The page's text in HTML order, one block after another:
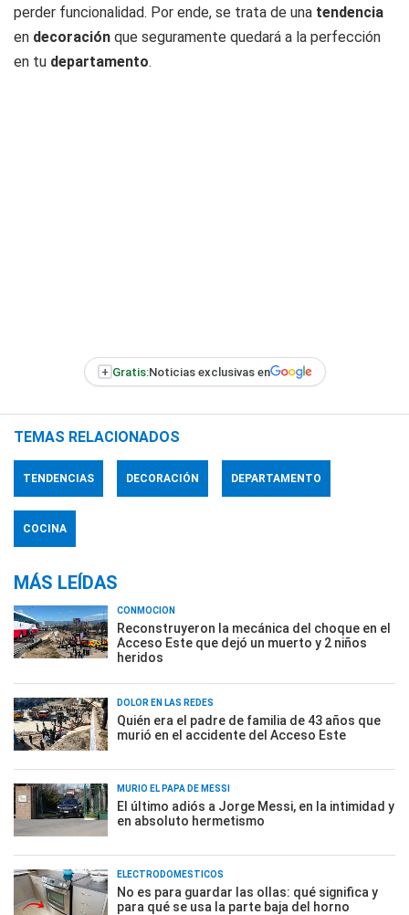
perder funcionalidad. Por ende, se trata de una tendencia
en decoración que seguramente quedará a la perfección
en tu departamento.
+ Gratis:Noticias exclusivas en
TEMAS RELACIONADOS
TENDENCIAS DECORACIÓN DEPARTAMENTO
COCINA
MÁS LEÍDAS
CONMOCIÓN
Reconstruyeron la mecánica del choque en el
Acceso Este que dejó un muerto y 2 niños
heridos
DOLOR EN LAS REDES
Quién era el padre de familia de 43 años que
murió en el accidente del Acceso Este
MURIÓ EL PAPÁ DE MESSI
El último adiós a Jorge Messi, en la intimidad y
en absoluto hermetismo
ELECTRODOMÉSTICOS
No es para guardar las ollas: qué significa y
para qué se usa la parte baja del horno